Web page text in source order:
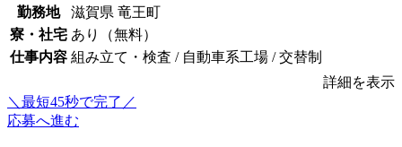
勤務地
滋賀県 竜王町
寮・社宅 あり（無料）
仕事内容 組み立て・検査 / 自動車系工場 / 交替制
詳細を表示
＼最短45秒で完了／
応募へ進む